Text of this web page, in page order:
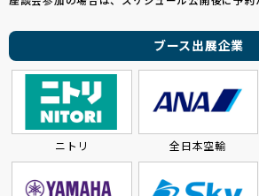
ブース出展企業
ニトリ 全日本空輸